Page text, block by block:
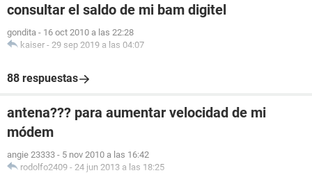
consultar el saldo de mi bam digitel
gondita - 16 oct 2010 a las 22:28
kaiser - 29 sep 2019 a las 04:07
88 respuestas
antena??? para aumentar velocidad de mi
módem
angie 23333 - 5 nov 2010 a las 16:42
rodolfo2409 - 24 jun 2013 a las 18:25